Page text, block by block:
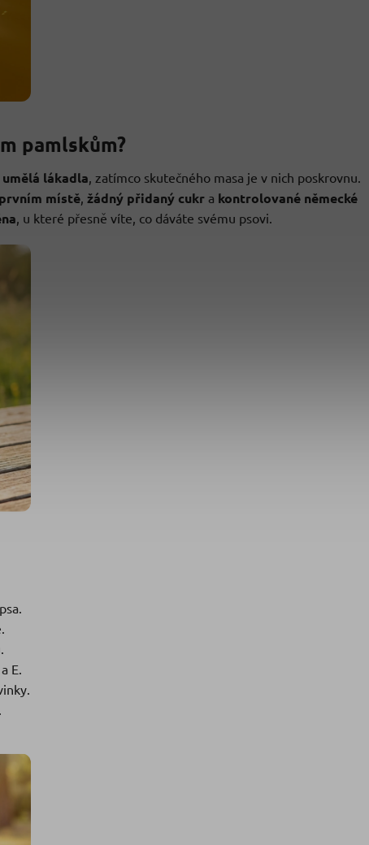
pamlskům?
lákadla, zatímco skutečného masa je v nich poskrovnu.
místě, žádný přidaný cukr a kontrolované německé
, u které přesně víte, co dáváte svému psovi.
E.